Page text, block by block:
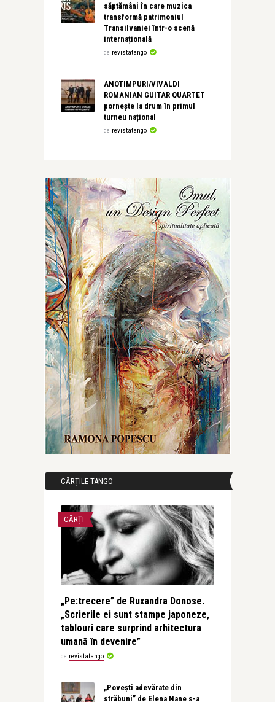
săptămâni în care muzica
transformă patrimoniul
Transilvaniei într-o scenă
internațională
de revistatango
ANOTIMPURI/VIVALDI
ROMANIAN GUITAR QUARTET
pornește la drum în primul
turneu național
de revistatango
CĂRȚILE TANGO
CĂRȚI
„Pe:trecere” de Ruxandra Donose.
„Scrierile ei sunt stampe japoneze,
tablouri care surprind arhitectura
umană în devenire”
de revistatango
„Povești adevărate din
străbuni” de Elena Nane s-a